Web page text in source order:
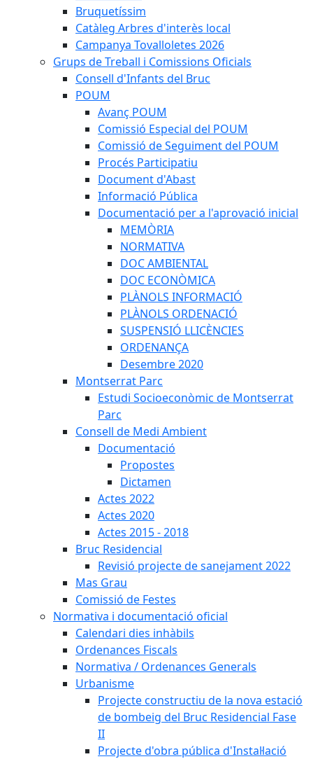
Bruquetíssim
Catàleg Arbres d'interès local
Campanya Tovalloletes 2026
Grups de Treball i Comissions Oficials
Consell d'Infants del Bruc
POUM
Avanç POUM
Comissió Especial del POUM
Comissió de Seguiment del POUM
Procés Participatiu
Document d'Abast
Informació Pública
Documentació per a l'aprovació inicial
MEMÒRIA
NORMATIVA
DOC AMBIENTAL
DOC ECONÒMICA
PLÀNOLS INFORMACIÓ
PLÀNOLS ORDENACIÓ
SUSPENSIÓ LLICÈNCIES
ORDENANÇA
Desembre 2020
Montserrat Parc
Estudi Socioeconòmic de Montserrat
Parc
Consell de Medi Ambient
Documentació
Propostes
Dictamen
Actes 2022
Actes 2020
Actes 2015 - 2018
Bruc Residencial
Revisió projecte de sanejament 2022
Mas Grau
Comissió de Festes
Normativa i documentació oficial
Calendari dies inhàbils
Ordenances Fiscals
Normativa / Ordenances Generals
Urbanisme
Projecte constructiu de la nova estació
de bombeig del Bruc Residencial Fase
II
Projecte d'obra pública d'Instal·lació